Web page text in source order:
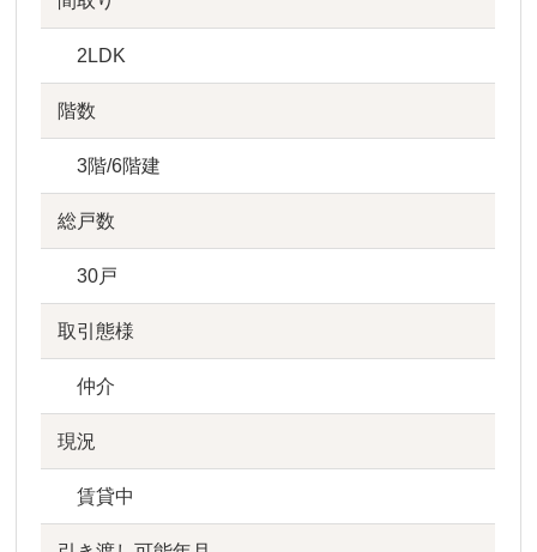
2LDK
階数
3階/6階建
総戸数
30戸
取引態様
仲介
現況
賃貸中